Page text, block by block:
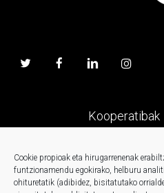
Cookie propioak eta hirugarrenenak
funtzionamendu egokirako, helburu
ohituretatik (adibidez, bisitatutako
Kooperatibak
Prentsa
Kontaktua